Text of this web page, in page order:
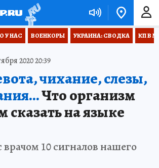
У НАС ВОЕНКОРЫ УКРАИНА: СВОДКА КП В
2020 20:39
чихание, слезы,
Что организм
сказать на языке
10 сигналов нашего